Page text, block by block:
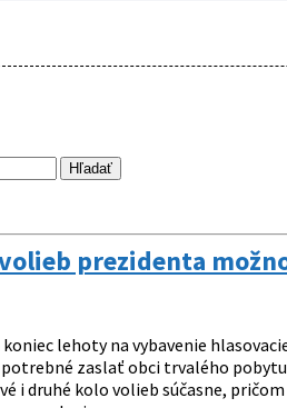
prezidenta
lehoty na vybavenie
zaslať obci trvalého
i druhé kolo volieb súčasne,